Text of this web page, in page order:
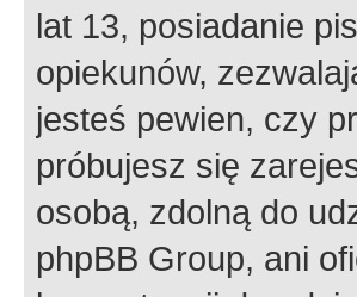
lat 13, posiadanie
opiekunów,
jesteś pewien, czy
próbujesz się
osobą, zdolną do
phpBB Group, ani